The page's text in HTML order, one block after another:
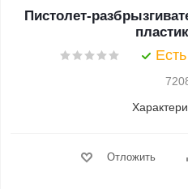
Пистолет-
Отложить